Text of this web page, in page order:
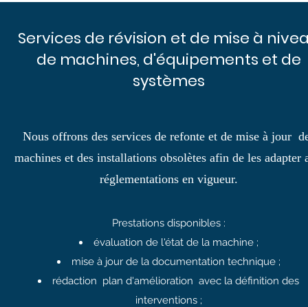
Services de révision et de mise à
de machines, d'équipements et de
systèmes
Nous offrons des services de refonte et de mise à jour
machines et des installations obsolètes afin de les adapter
réglementations en vigueur.
Prestations disponibles :
évaluation de l'état de la machine ;
mise à jour de la documentation technique ;
rédaction plan d'amélioration avec la définition des
interventions ;